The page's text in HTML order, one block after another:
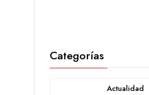
Categorías
Actualidad